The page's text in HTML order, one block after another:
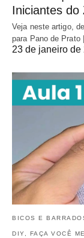
Iniciantes do
Veja neste artigo,
para Pano de Prato
23 de janeiro de
BICOS E
DIY, FAÇA VOCÊ